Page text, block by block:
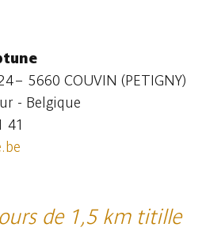
5660 COUVIN (PETIGNY)
- Belgique
41
de 1,5 km titille